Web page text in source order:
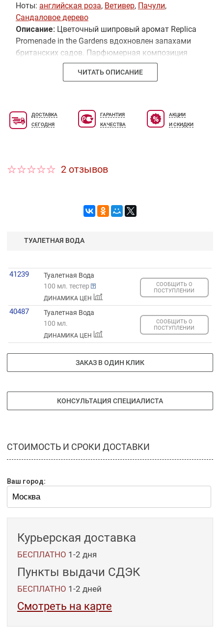
Ноты: английская роза, Ветивер, Пачули,
Сандаловое дерево
Описание:Цветочный шипровый аромат Replica
Promenade in the Gardens вдохновлен запахами
британских садов. Парфюмерная композиция
включает в себя цветы розы, листья пачули,
ветивер и сандаловое дерево.
ЧИТАТЬ ОПИСАНИЕ
ДОСТАВКА
СЕГОДНЯ
ГАРАНТИЯ
КАЧЕСТВА
АКЦИИ
И СКИДКИ
2 отзывов
ТУАЛЕТНАЯ ВОДА
41239
Туалетная Вода
100 мл. тестер
ДИНАМИКА ЦЕН
СООБЩИТЬ О
ПОСТУПЛЕНИИ
40487
Туалетная Вода
100 мл.
ДИНАМИКА ЦЕН
СООБЩИТЬ О
ПОСТУПЛЕНИИ
ЗАКАЗ В ОДИН КЛИК
КОНСУЛЬТАЦИЯ СПЕЦИАЛИСТА
СТОИМОСТЬ И СРОКИ ДОСТАВКИ
Ваш город:
Курьерская доставка
БЕСПЛАТНО 1-2 дня
Пункты выдачи СДЭК
БЕСПЛАТНО 1-2 дней
Смотреть на карте